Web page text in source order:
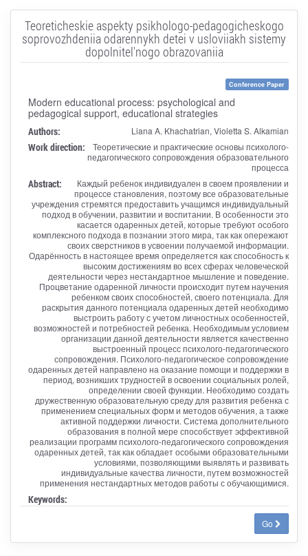
Teoreticheskie aspekty psikhologo-pedagogicheskogo
soprovozhdeniia odarennykh detei v usloviiakh sistemy
dopolnitel'nogo obrazovaniia
Conference Paper
Modern educational process: psychological and
pedagogical support, educational strategies
Authors: Liana A. Khachatrian, Violetta S. Alkamian
Work direction:
Теоретические и практические основы психолого-
педагогического сопровождения образовательного
процесса
Abstract:
Каждый ребенок индивидуален в своем проявлении и
процессе становления, поэтому все образовательные
учреждения стремятся предоставить учащимся индивидуальный
подход в обучении, развитии и воспитании. В особенности это
касается одаренных детей, которые требуют особого
комплексного подхода в познании этого мира, так как опережают
своих сверстников в усвоении получаемой информации.
Одарённость в настоящее время определяется как способность к
высоким достижениям во всех сферах человеческой
деятельности через нестандартное мышление и поведение.
Процветание одаренной личности происходит путем научения
ребенком своих способностей, своего потенциала. Для
раскрытия данного потенциала одаренных детей необходимо
выстроить работу с учетом личностных особенностей,
возможностей и потребностей ребенка. Необходимым условием
организации данной деятельности является качественно
выстроенный процесс психолого-педагогического
сопровождения. Психолого-педагогическое сопровождение
одаренных детей направлено на оказание помощи и поддержки в
период, возникших трудностей в освоении социальных ролей,
определении своей функции. Необходимо создать
дружественную образовательную среду для развития ребенка с
применением специальных форм и методов обучения, а также
активной поддержки личности. Система дополнительного
образования в полной мере способствует эффективной
реализации программ психолого-педагогического сопровождения
одаренных детей, так как обладает особыми образовательными
условиями, позволяющими выявлять и развивать
индивидуальные качества личности, путем возможностей
применения нестандартных методов работы с обучающимися.
Keywords:
Go